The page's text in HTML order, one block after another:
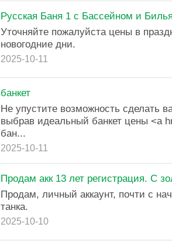
Русская Баня 1 с Бассейном и
Уточняйте пожалуйста цены в
новогодние дни.
2025-10-11
банкет
Не упустите возможность сделать
выбрав идеальный банкет цены <a
бан...
2025-10-11
Продам акк 13 лет регистрация. С
Продам, личный аккаунт, почти с
танка.
2025-10-10